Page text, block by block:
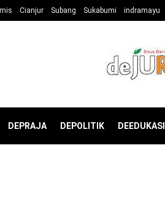
Cianjur Subang Sukabumi indramayu
DEPRAJA DEPOLITIK DEEDUKASI